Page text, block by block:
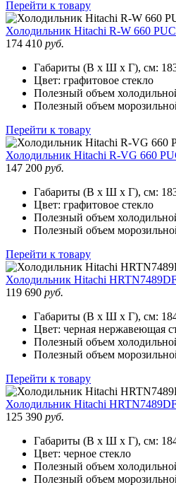
Перейти к товару
Холодильник Hitachi R-W 660
174 410 руб.
Габариты (В х Ш х Г), см:
Цвет: графитовое стекло
Полезный объем
Полезный объем
Перейти к товару
Холодильник Hitachi R-VG 660
147 200 руб.
Габариты (В х Ш х Г), см:
Цвет: графитовое стекло
Полезный объем
Полезный объем
Перейти к товару
Холодильник Hitachi
119 690 руб.
Габариты (В х Ш х Г), см:
Цвет: черная нержавеющая
Полезный объем
Полезный объем
Перейти к товару
Холодильник Hitachi
125 390 руб.
Габариты (В х Ш х Г), см:
Цвет: черное стекло
Полезный объем
Полезный объем